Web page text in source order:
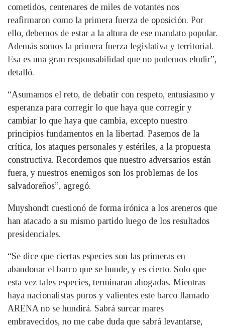
cometidos, centenares de miles de votantes nos
reafirmaron como la primera fuerza de oposición. Por
ello, debemos de estar a la altura de ese mandato popular.
Además somos la primera fuerza legislativa y territorial.
Esa es una gran responsabilidad que no podemos eludir”,
detalló.
“Asumamos el reto, de debatir con respeto, entusiasmo y
esperanza para corregir lo que haya que corregir y
cambiar lo que haya que cambia, excepto nuestro
principios fundamentos en la libertad. Pasemos de la
crítica, los ataques personales y estériles, a la propuesta
constructiva. Recordemos que nuestro adversarios están
fuera, y nuestros enemigos son los problemas de los
salvadoreños”, agregó.
Muyshondt cuestionó de forma irónica a los areneros que
han atacado a su mismo partido luego de los resultados
presidenciales.
“Se dice que ciertas especies son las primeras en
abandonar el barco que se hunde, y es cierto. Solo que
esta vez tales especies, terminaran ahogadas. Mientras
haya nacionalistas puros y valientes este barco llamado
ARENA no se hundirá. Sabrá surcar mares
embravecidos, no me cabe duda que sabrá levantarse,